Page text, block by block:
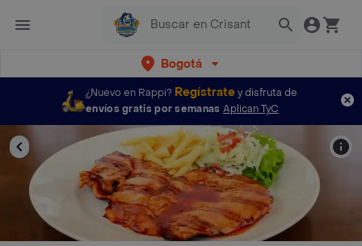
Bogotá
¿Nuevo en Rappi? Regístratey disfruta de
envíos gratis por semanas Aplican TyC